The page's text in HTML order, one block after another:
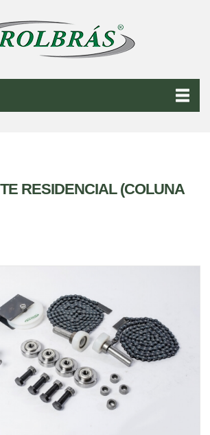
RESIDENCIAL (COLUNA